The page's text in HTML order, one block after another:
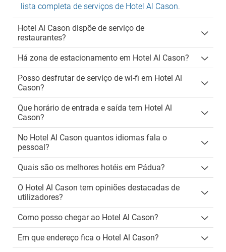
lista completa de serviços de Hotel Al Cason.
Hotel Al Cason dispõe de serviço de
restaurantes?
Há zona de estacionamento em Hotel Al Cason?
Posso desfrutar de serviço de wi-fi em Hotel Al
Cason?
Que horário de entrada e saída tem Hotel Al
Cason?
No Hotel Al Cason quantos idiomas fala o
pessoal?
Quais são os melhores hotéis em Pádua?
O Hotel Al Cason tem opiniões destacadas de
utilizadores?
Como posso chegar ao Hotel Al Cason?
Em que endereço fica o Hotel Al Cason?